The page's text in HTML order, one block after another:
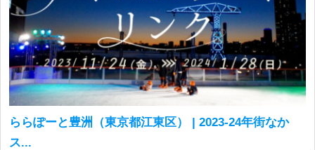
ららぽーと豊洲（東京都江東区） | 2023-24年街なか
ス...